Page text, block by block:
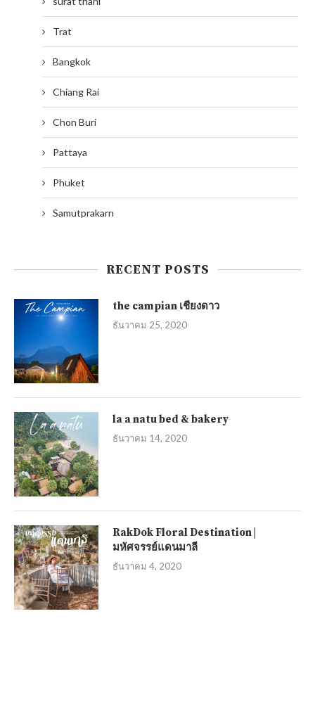
Trat
Bangkok
Chiang Rai
Chon Buri
Pattaya
Phuket
Samutprakarn
RECENT POSTS
the campian เชียงดาว
ธันวาคม 25, 2020
la a natu bed & bakery
ธันวาคม 14, 2020
RakDok Floral Destination |
มหัศจรรย์แดนมาลี
ธันวาคม 4, 2020